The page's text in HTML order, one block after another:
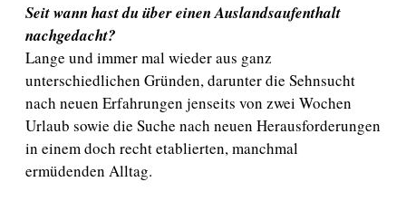
Seit wann hast du über einen Auslandsaufenthalt
nachgedacht?
Lange und immer mal wieder aus ganz
unterschiedlichen Gründen, darunter die Sehnsucht
nach neuen Erfahrungen jenseits von zwei Wochen
Urlaub sowie die Suche nach neuen Herausforderungen
in einem doch recht etablierten, manchmal
ermüdenden Alltag.